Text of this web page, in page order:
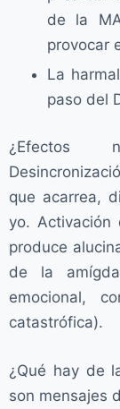
de la
provocar
La
paso del
¿Efectos
que acarrea,
yo. Activación
produce
de la
emocional,
catastrófica).
¿Qué hay de
son mensajes